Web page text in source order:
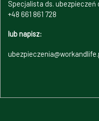
Specjalista ds. ubezpieczeń
+48 661 861 728
lub napisz: